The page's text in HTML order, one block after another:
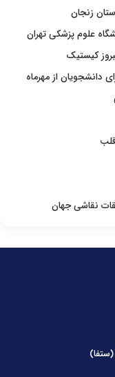
زنجان
علوم پزشکی تهران
کیستیک
دانشجویان از مهرماه
نقاشی جهان